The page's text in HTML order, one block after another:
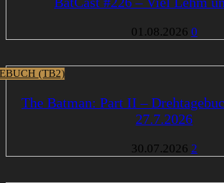
01.08.2026 0
(TB2)
The Batman: Part II –
27.7.2026
30.07.2026 2